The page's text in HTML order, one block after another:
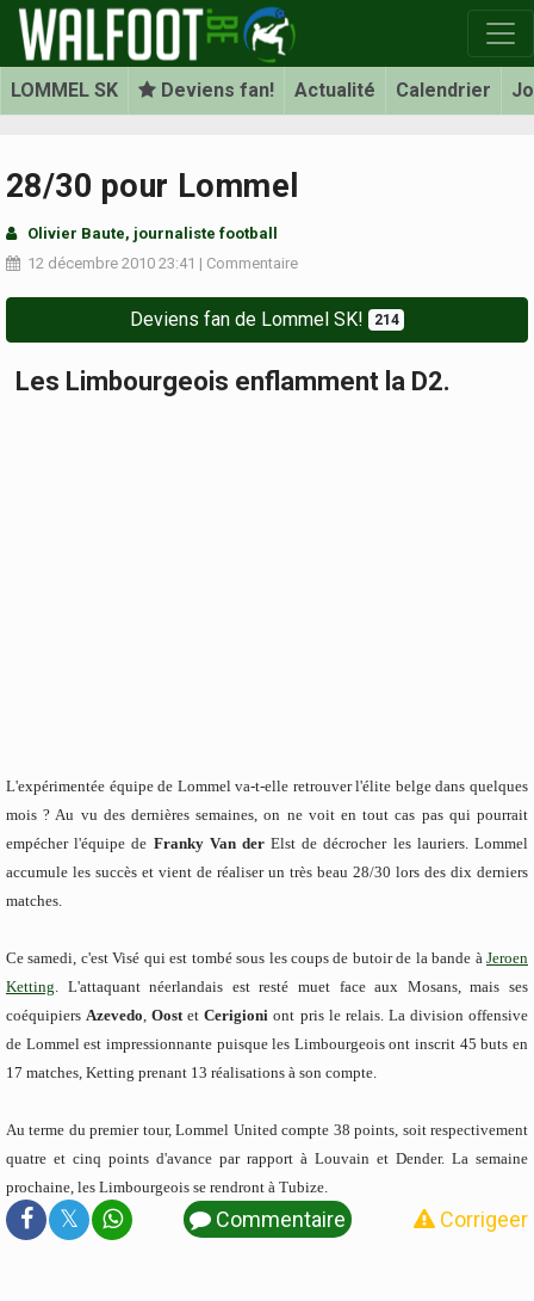
LOMMEL SK Deviens fan! Actualité Calendrier
28/30 pour Lommel
Olivier Baute, journaliste football
12 décembre 2010 23:41 | Commentaire
Deviens fan de Lommel SK! 214
Les Limbourgeois enflamment la D2.
L'expérimentée équipe de Lommel va-t-elle retrouver l'élite belge dans quelques
mois ? Au vu des dernières semaines, on ne voit en tout cas pas qui pourrait
empécher l'équipe de Franky Van derElst de décrocher les lauriers. Lommel
accumule les succès et vient de réaliser un très beau 28/30 lors des dix derniers
matches.
Ce samedi, c'est Visé qui est tombé sous les coups de butoir de la bande à Jeroen
Ketting . L'attaquant néerlandais est resté muet face aux Mosans, mais ses
coéquipiers Azevedo ,OostetCerigioniont pris le relais. La division offensive
de Lommel est impressionnante puisque les Limbourgeois ont inscrit 45 buts en
17 matches, Ketting prenant 13 réalisations à son compte.
Au terme du premier tour, Lommel United compte 38 points, soit respectivement
quatre et cinq points d'avance par rapport à Louvain et Dender. La semaine
prochaine, les Limbourgeois se rendront à Tubize.
𝕏 Commentaire Corrigeer